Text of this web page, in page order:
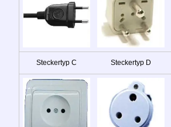
Steckertyp C Steckertyp D